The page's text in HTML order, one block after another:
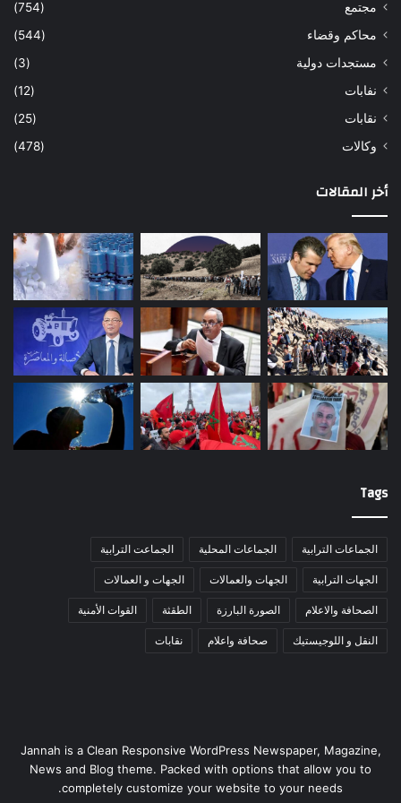
مجتمع
(754)
محاكم وقضاء
(544)
مستجدات دولية
(3)
نفابات
(12)
نقابات
(25)
وكالات
(478)
أخر المقالات
Tags
الجماعات الترابية الجماعات المحلية الجماعت الترابية
الجهات الترابية الجهات والعمالات الجهات و العمالات
الصحافة والاعلام الصورة البارزة الطقثة القوات الأمنية
النقل و اللوجيستيك صحافة واعلام نقابات
Jannah is a Clean Responsive WordPress Newspaper, Magazine,
News and Blog theme. Packed with options that allow you to
completely customize your website to your needs.